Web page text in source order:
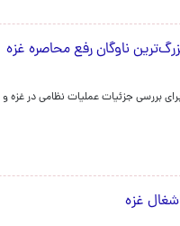
ناوگان رفع محاصره غزه
بررسی جزئیات عملیات نظامی در غزه و
غزه